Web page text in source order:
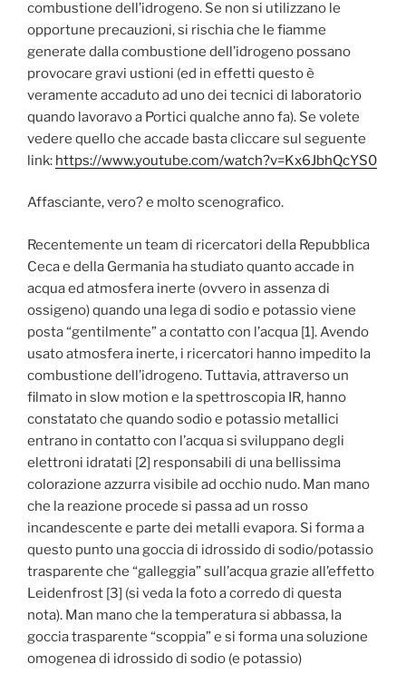
combustione dell’idrogeno. Se non si utilizzano le
opportune precauzioni, si rischia che le fiamme
generate dalla combustione dell’idrogeno possano
provocare gravi ustioni (ed in effetti questo è
veramente accaduto ad uno dei tecnici di laboratorio
quando lavoravo a Portici qualche anno fa). Se volete
vedere quello che accade basta cliccare sul seguente
link: https://www.youtube.com/watch?v=Kx6JbhQcYS0
Affasciante, vero? e molto scenografico.
Recentemente un team di ricercatori della Repubblica
Ceca e della Germania ha studiato quanto accade in
acqua ed atmosfera inerte (ovvero in assenza di
ossigeno) quando una lega di sodio e potassio viene
posta “gentilmente” a contatto con l’acqua [1]. Avendo
usato atmosfera inerte, i ricercatori hanno impedito la
combustione dell’idrogeno. Tuttavia, attraverso un
filmato in slow motion e la spettroscopia IR, hanno
constatato che quando sodio e potassio metallici
entrano in contatto con l’acqua si sviluppano degli
elettroni idratati [2] responsabili di una bellissima
colorazione azzurra visibile ad occhio nudo. Man mano
che la reazione procede si passa ad un rosso
incandescente e parte dei metalli evapora. Si forma a
questo punto una goccia di idrossido di sodio/potassio
trasparente che “galleggia” sull’acqua grazie all’effetto
Leidenfrost [3] (si veda la foto a corredo di questa
nota). Man mano che la temperatura si abbassa, la
goccia trasparente “scoppia” e si forma una soluzione
omogenea di idrossido di sodio (e potassio)